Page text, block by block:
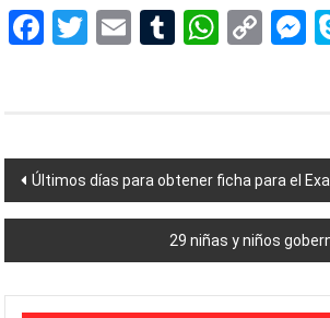
Facebook
Twitter
EmailTumblr
Navegación
de
entradas
Últimos días para obtener ficha para el
29 niñas y niños